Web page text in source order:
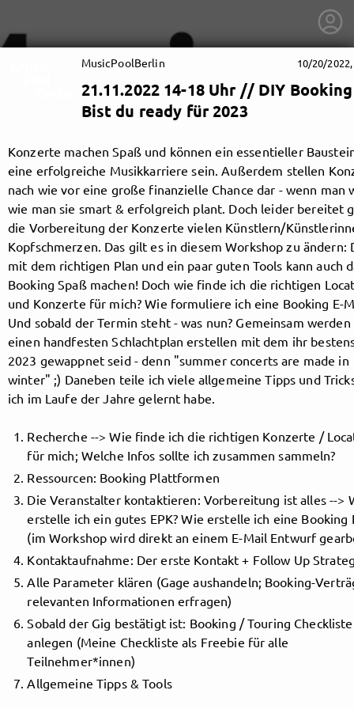
getnext to MusicPoolBerlin
About Posts Guestbook
MusicPoolBerlin 10/20/
21.11.2022 14-18 Uhr // DIY
Bist du ready für 2023
Konzerte machen Spaß und können ein essentieller
eine erfolgreiche Musikkarriere sein. Außerdem stellen
nach wie vor eine große finanzielle Chance dar - wenn man
wie man sie smart & erfolgreich plant. Doch leider bereitet
die Vorbereitung der Konzerte vielen Künstlern/
Kopfschmerzen. Das gilt es in diesem Workshop zu ändern:
mit dem richtigen Plan und ein paar guten Tools kann auch
Booking Spaß machen! Doch wie finde ich die richtigen
und Konzerte für mich? Wie formuliere ich eine Booking E-
Und sobald der Termin steht - was nun? Gemeinsam
einen handfesten Schlachtplan erstellen mit dem ihr
2023 gewappnet seid - denn "summer concerts are made in
winter" ;) Daneben teile ich viele allgemeine Tipps und
ich im Laufe der Jahre gelernt habe.
Recherche --> Wie finde ich die richtigen Konzerte /
für mich; Welche Infos sollte ich zusammen sammeln?
Ressourcen: Booking Plattformen
Die Veranstalter kontaktieren: Vorbereitung ist alles -->
erstelle ich ein gutes EPK? Wie erstelle ich eine Booking
(im Workshop wird direkt an einem E-Mail Entwurf
Kontaktaufnahme: Der erste Kontakt + Follow Up
Alle Parameter klären (Gage aushandeln; Booking-
relevanten Informationen erfragen)
Sobald der Gig bestätigt ist: Booking / Touring Checkliste
anlegen (Meine Checkliste als Freebie für alle
Teilnehmer*innen)
Allgemeine Tipps & Tools
Follow
MusicPoolBerlin, and
immediately
get access to all exclusive posts.